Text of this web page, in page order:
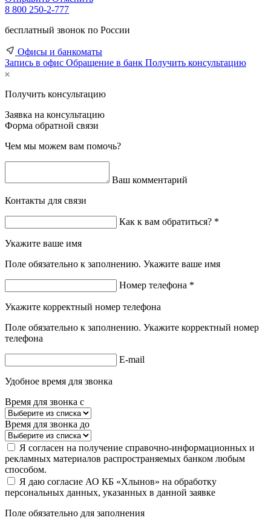
8 800 250-2-777
бесплатный звонок по России
Офисы и банкоматы
Запись в офис Обращение в банк Получить консультацию
Получить консультацию
Заявка на консультацию
Форма обратной связи
Чем мы можем вам помочь?
Ваш комментарий
Контакты для связи
Как к вам обратиться? *
Укажите ваше имя
Поле обязательно к заполнению. Укажите ваше имя
Номер телефона *
Укажите корректный номер телефона
Поле обязательно к заполнению. Укажите корректный номер
телефона
E-mail
Удобное время для звонка
Время для звонка с
Время для звонка до
Я согласен на получение справочно-информационных и
рекламных материалов распространяемых банком любым
способом.
Я даю согласие АО КБ «Хлынов» на обработку
персональных данных, указанных в данной заявке
Поле обязательно для заполнения